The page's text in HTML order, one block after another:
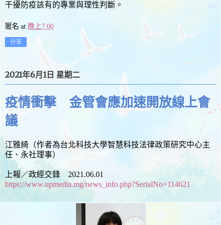
干擾防疫該有的專業與理性判斷。
匿名 at 晚上7:00
分享
2021年6月1日 星期二
疫情衝擊 金管會應加速開放線上會
議
江雅綺（作者為台北科技大學智慧科技法律政策研究中心主
任、永社理事）
上報／政經交鋒 2021.06.01
https://www.upmedia.mg/news_info.php?SerialNo=114621